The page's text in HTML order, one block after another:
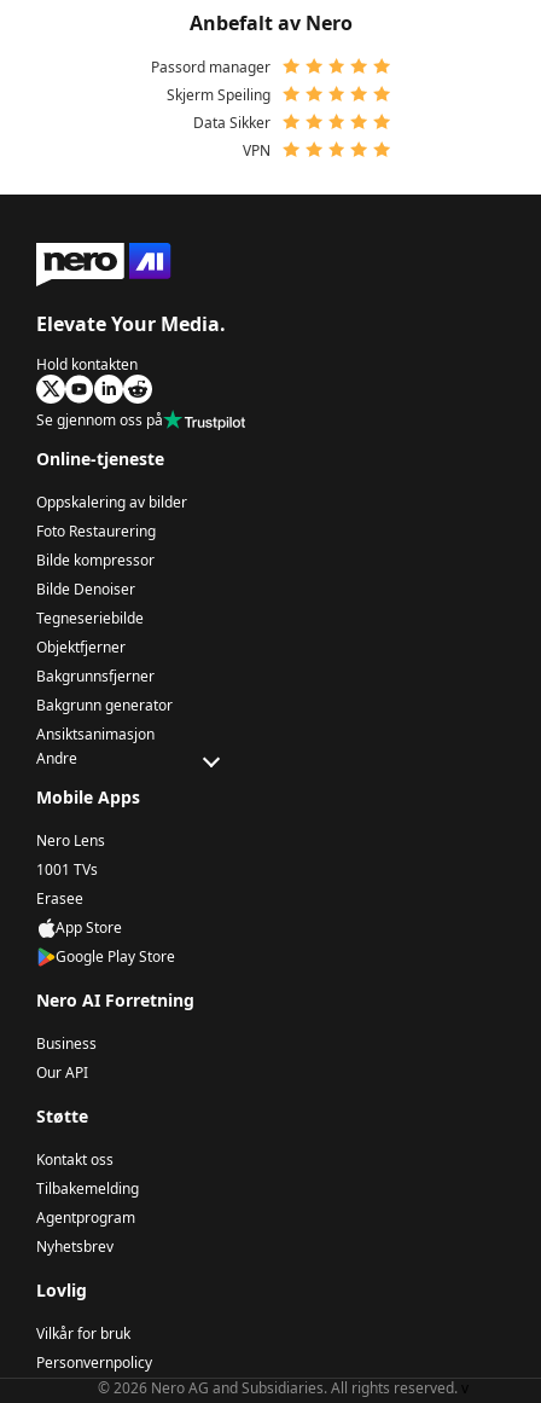
Anbefalt av Nero
Passord manager
Skjerm Speiling
Data Sikker
VPN
Elevate Your Media.
Hold kontakten
Se gjennom oss på
Online-tjeneste
Oppskalering av bilder
Foto Restaurering
Bilde kompressor
Bilde Denoiser
Tegneseriebilde
Objektfjerner
Bakgrunnsfjerner
Bakgrunn generator
Ansiktsanimasjon
Andre
Mobile Apps
Nero Lens
1001 TVs
Erasee
App Store
Google Play Store
Nero AI Forretning
Business
Our API
Støtte
Kontakt oss
Tilbakemelding
Agentprogram
Nyhetsbrev
Lovlig
Vilkår for bruk
Personvernpolicy
© 2026 Nero AG and Subsidiaries. All rights reserved.